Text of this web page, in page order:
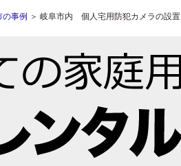
の事例 ＞ 岐阜市内 個人宅用防犯カメラの設置